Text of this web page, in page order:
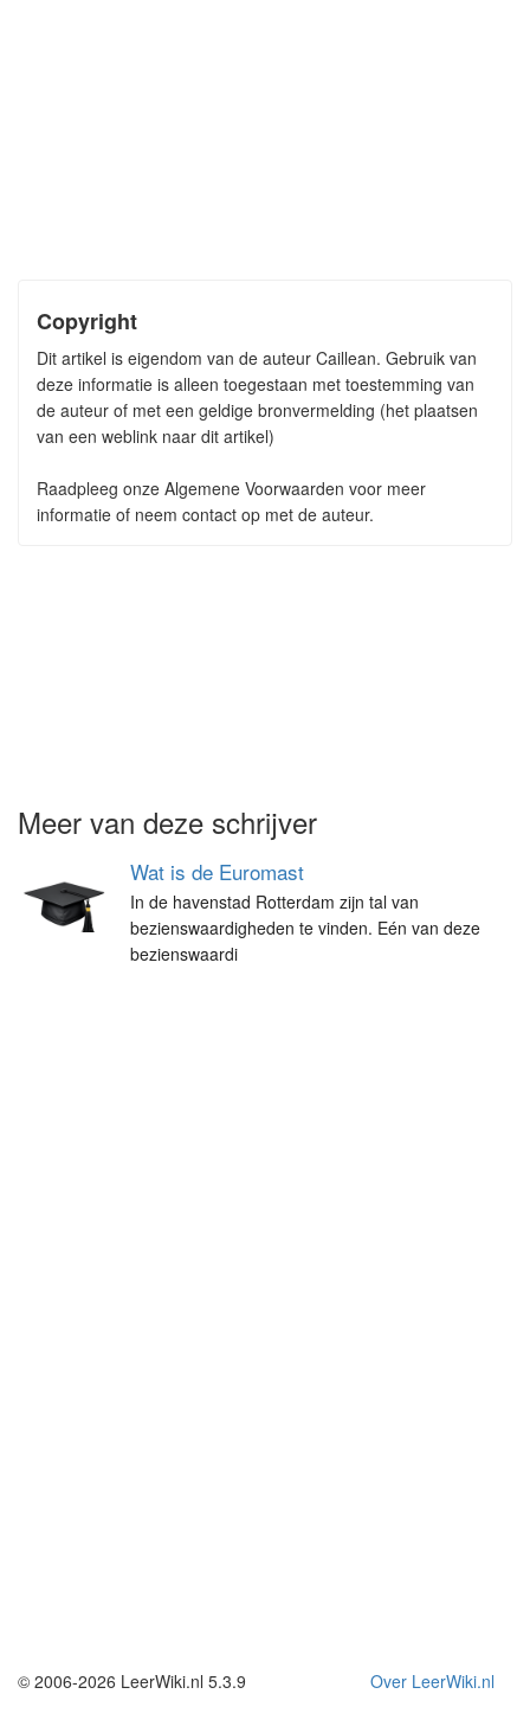
Copyright
Dit artikel is eigendom van de auteur Caillean. Gebruik van
deze informatie is alleen toegestaan met toestemming van
de auteur of met een geldige bronvermelding (het plaatsen
van een weblink naar dit artikel)
Raadpleeg onze Algemene Voorwaarden voor meer
informatie of neem contact op met de auteur.
Meer van deze schrijver
Wat is de Euromast
In de havenstad Rotterdam zijn tal van
bezienswaardigheden te vinden. Eén van deze
bezienswaardi
Over LeerWiki.nl
© 2006-2026 LeerWiki.nl 5.3.9